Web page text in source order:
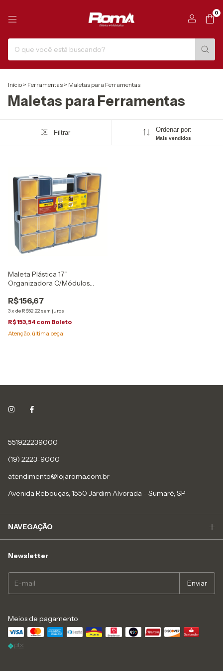
0
Início > Ferramentas > Maletas para Ferramentas
Maletas para Ferramentas
Filtrar Ordenar por:
Mais vendidos
Maleta Plástica 17"
Organizadora C/Módulos
R$156,67
3x de R$52,22 sem juros
R$153,54 com Boleto
Atenção, última peça!
551922239000
(19) 2223-9000
atendimento@lojaroma.com.br
Avenida Rebouças, 1550 Jardim Alvorada - Sumaré, SP
NAVEGAÇÃO
Newsletter
Meios de pagamento